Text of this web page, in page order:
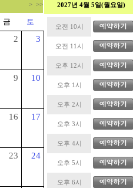
> >>
금 토
2 3
9 10
16 17
23 24
2027년 4월 5일(월요일)
오전 10시
오전 11시
오후 12시
오후 1시
오후 2시
오후 3시
오후 4시
오후 5시
오후 6시